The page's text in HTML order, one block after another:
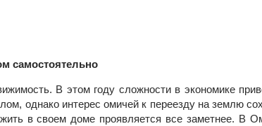
самостоятельно
В этом году сложности в экономике
однако интерес омичей к переезду на землю
в своем доме проявляется все заметнее. В